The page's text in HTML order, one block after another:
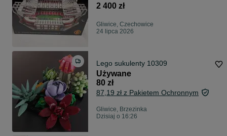
2 400 zł
Gliwice, Czechowice
24 lipca 2026
Lego sukulenty 10309
Używane
80 zł
87,19 zł z Pakietem Ochronnym
Gliwice, Brzezinka
Dzisiaj o 16:26